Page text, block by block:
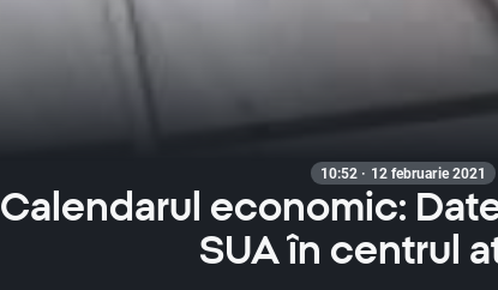
10:52 · 12 februarie 2021
Calendarul economic:
SUA în centrul